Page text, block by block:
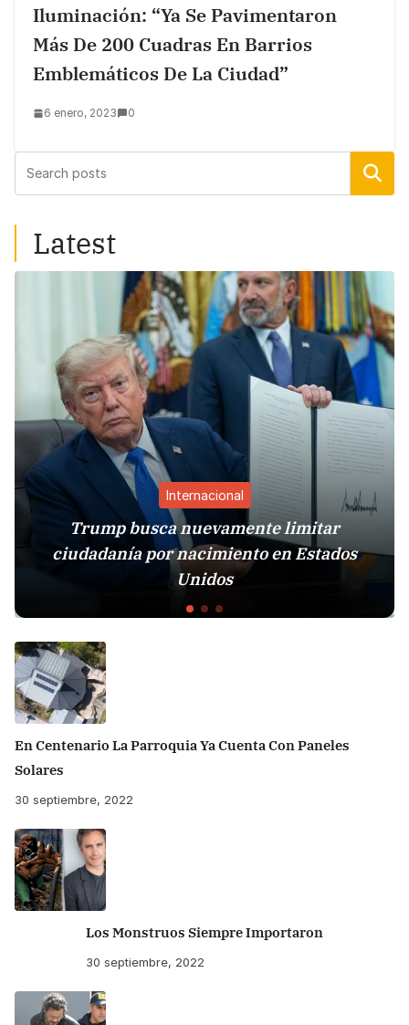
Iluminación: “ya Se Pavimentaron
Más De 200 Cuadras En Barrios
Emblemáticos De La Ciudad”
6 enero, 2023 0
Buscar
Latest
Internacional
Trump busca nuevamente limitar
ciudadanía por nacimiento en Estados
Unidos
En Centenario La Parroquia Ya Cuenta Con Paneles
Solares
30 septiembre, 2022
Los Monstruos Siempre Importaron
30 septiembre, 2022